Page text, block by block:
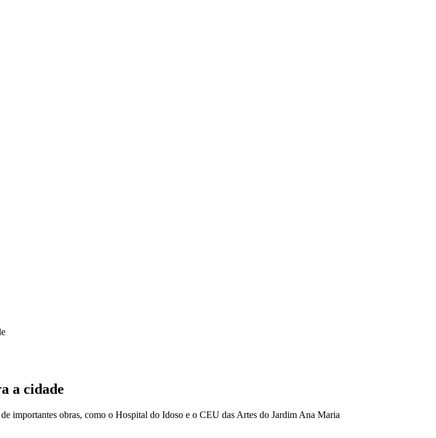
a cidade
importantes obras, como o Hospital do Idoso e o CEU das Artes do Jardim Ana Maria